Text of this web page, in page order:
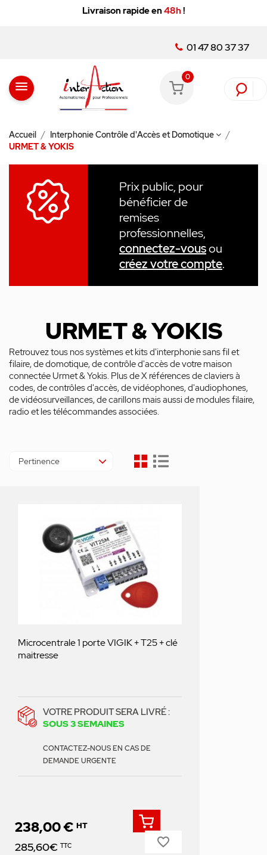
Livraison rapide en48h!
01 47 80 37 37
menu
0
Accueil
Interphonie Contrôle d'Accès et Domotique
URMET & YOKIS
URMET & YOKIS
Retrouvez tous nos systèmes et kits d'interphonie sans fil et
filaire, de domotique, de contrôle d'accès de votre maison
connectée Urmet & Yokis. Plus de X références de claviers à
codes, de contrôles d'accès, de vidéophones, d'audiophones,
de vidéosurveillances, de carillons mais aussi de modules filaire,
radio et les télécommandes associées.
Prix public, pour
bénéficier de
remises
professionnelles,
connectez-vousou
créez votre compte.
Pertinence
Microcentrale 1 porte VIGIK + T25 + clé
maitresse
VOTRE PRODUIT SERA LIVRÉ :
SOUS 3 SEMAINES
CONTACTEZ-NOUS EN CAS DE
DEMANDE URGENTE
Prix
238,00 € HT
285,60€ TTC favorite_border